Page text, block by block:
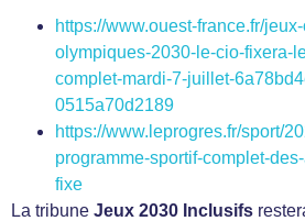
https://www.ouest-france.fr/
olympiques-2030-le-cio-fixera-
complet-mardi-7-juillet-
0515a70d2189
https://www.leprogres.fr/sport/
programme-sportif-complet-
fixe
La tribune Jeux 2030 Inclusifs